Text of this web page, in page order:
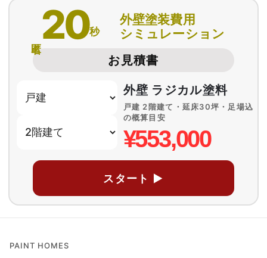
20秒
外壁塗装費用
シミュレーション
お見積書
外壁 ラジカル塗料
戸建 2階建て・延床30坪・足場込
の概算目安
¥553,000
スタート ▶
PAINT HOMES